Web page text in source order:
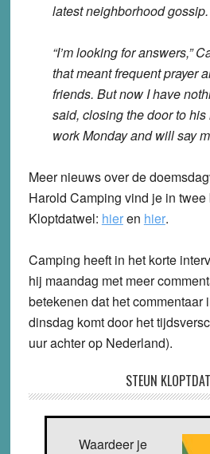
latest neighborhood gossip.
“I’m looking for answers,”
that meant frequent prayer
friends. But now I have
said, closing the door to his
work Monday and will say
Meer nieuws over de
Harold Camping vind je in
Kloptdatwel: hieren hier.
Camping heeft in het korte
hij maandag met meer
betekenen dat het commentaar
dinsdag komt door het
uur achter op Nederland).
STEUN
Waardeer je